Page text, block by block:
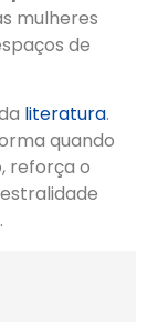
mulheres
de
literatura.
quando
reforça o